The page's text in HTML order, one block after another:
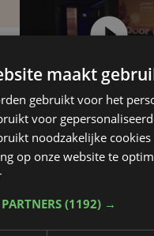
do 30 juli | 18:00
Zwin Natuur
nieuwe
maakt
gebruikt voor het
voor
noodzakelijke
op onze website te
(1192) →